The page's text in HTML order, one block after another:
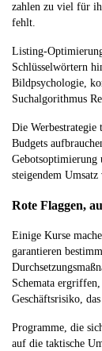
zahlen zu viel für
fehlt.
Listing-
Schlüsselwörtern
Bildpsychologie,
Suchalgorithmus
Die
Budgets
steigendem
Rote Flaggen,
Einige Kurse
garantieren
Schemata
Geschäftsrisiko,
Programme, die
auf die taktische